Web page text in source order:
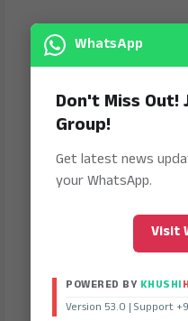
WhatsApp
Don't Miss Out!
Group!
Get latest news
your WhatsApp.
Visit
POWERED BY KHUSHI
Version 53.0 | Support